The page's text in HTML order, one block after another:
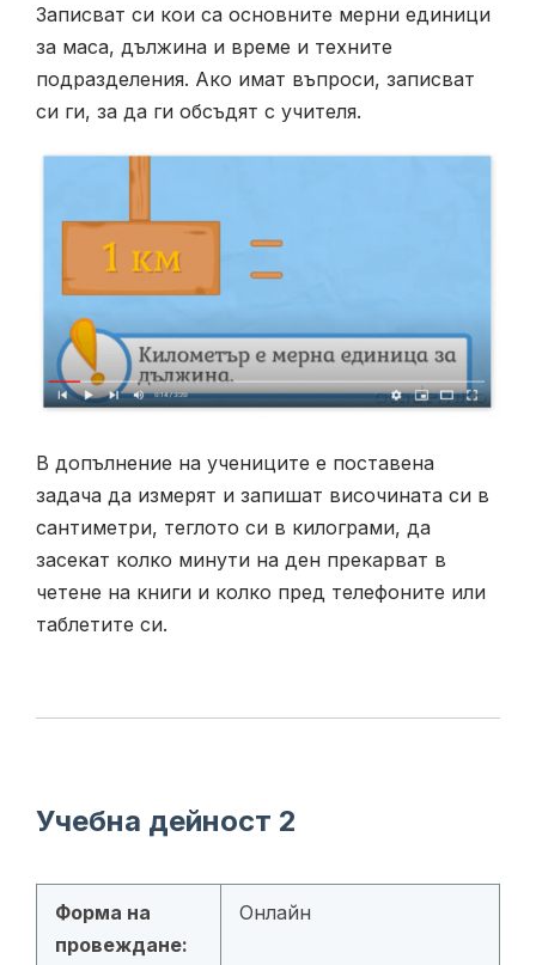
Записват си кои са основните мерни единици
за маса, дължина и време и техните
подразделения. Ако имат въпроси, записват
си ги, за да ги обсъдят с учителя.
В допълнение на учениците е поставена
задача да измерят и запишат височината си в
сантиметри, теглото си в килограми, да
засекат колко минути на ден прекарват в
четене на книги и колко пред телефоните или
таблетите си.
Учебна дейност 2
Форма на
провеждане:
Онлайн